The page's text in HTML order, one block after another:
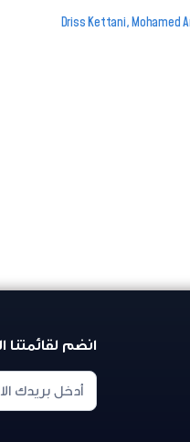
Driss Kettani, Mohamed
انضم لقائمتنا